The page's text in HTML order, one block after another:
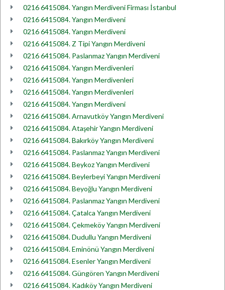
0216 6415084. Yangın Merdiveni Firması İstanbul
0216 6415084. Yangın Merdiveni
0216 6415084. Yangın Merdiveni
0216 6415084. Z Tipi Yangın Merdiveni
0216 6415084. Paslanmaz Yangın Merdiveni
0216 6415084. Yangın Merdivenleri
0216 6415084. Yangın Merdivenleri
0216 6415084. Yangın Merdivenleri
0216 6415084. Yangın Merdiveni
0216 6415084. Arnavutköy Yangın Merdiveni
0216 6415084. Ataşehir Yangın Merdiveni
0216 6415084. Bakırköy Yangın Merdiveni
0216 6415084. Paslanmaz Yangın Merdiveni
0216 6415084. Beykoz Yangın Merdiveni
0216 6415084. Beylerbeyi Yangın Merdiveni
0216 6415084. Beyoğlu Yangın Merdiveni
0216 6415084. Paslanmaz Yangın Merdiveni
0216 6415084. Çatalca Yangın Merdiveni
0216 6415084. Çekmeköy Yangın Merdiveni
0216 6415084. Dudullu Yangın Merdiveni
0216 6415084. Eminönü Yangın Merdiveni
0216 6415084. Esenler Yangın Merdiveni
0216 6415084. Güngören Yangın Merdiveni
0216 6415084. Kadıköy Yangın Merdiveni